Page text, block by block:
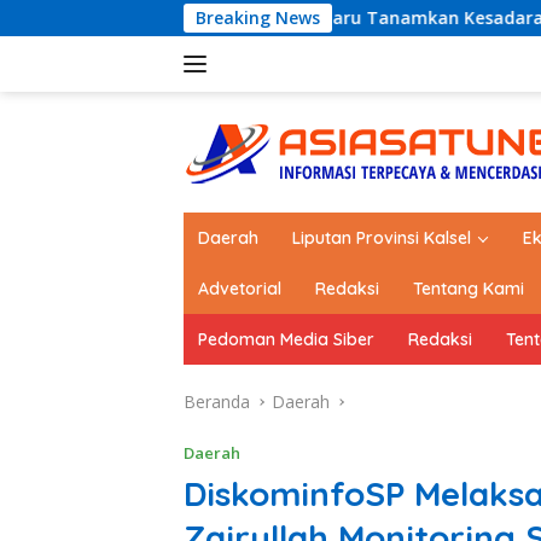
ke
Breaking News
2026, Dishub Kotabaru Tanamkan Kesadaran Tertib Lalu
Daerah Liputan Provinsi Kalsel
Advetorial Redaksi Tentang Kami
Pedoman Media Siber Redaksi
Beranda Daerah
Daerah
DiskominfoSP